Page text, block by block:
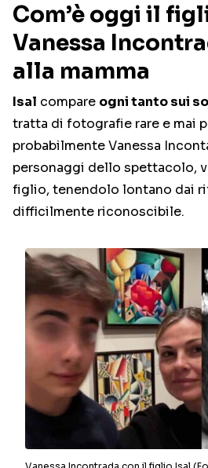
Com’è oggi il
Vanessa
alla mamma
Isal compare ogni tanto sui
tratta di fotografie rare e mai
probabilmente Vanessa
personaggi dello spettacolo,
figlio, tenendolo lontano dai
difficilmente riconoscibile.